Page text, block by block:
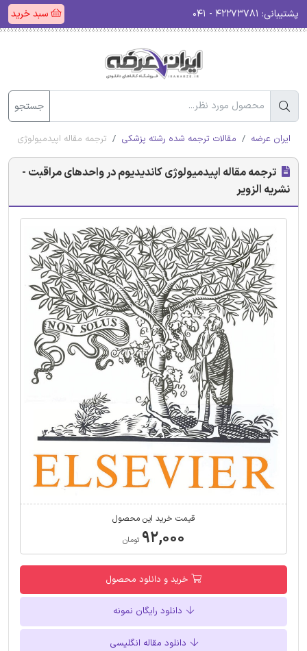
پشتیبانی: سبد خرید
جستجو
ایران عرضه مقالات ترجمه شده رشته پزشکی ترجمه مقاله اپیدمیولوژی
ترجمه مقاله اپیدمیولوژی کاندیدیوم در واحدهای مراقبت -
نشریه الزویر
قیمت خرید این محصول
۹۲,۰۰۰ تومان
خرید و دانلود محصول
دانلود رایگان نمونه
دانلود مقاله انگلیسی